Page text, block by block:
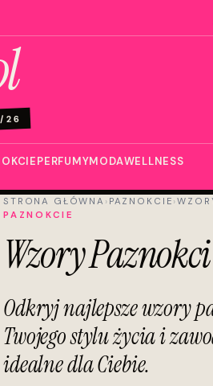
26
PERFUMYMODAWELLNESS
STRONA GŁÓWNA › PAZNOKCIE ›
PAZNOKCIE
Wzory
Odkryj najlepsze wzory
Twojego stylu życia i
idealne dla Ciebie.